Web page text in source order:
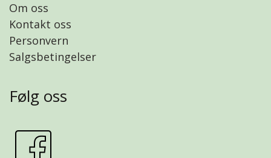
Om oss
Kontakt oss
Personvern
Salgsbetingelser
Følg oss